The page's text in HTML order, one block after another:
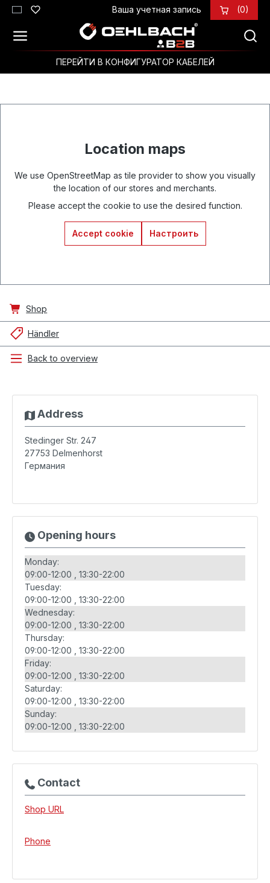
Перейти к основному содержанию
Ваша учетная запись (0)
ПЕРЕЙТИ В КОНФИГУРАТОР КАБЕЛЕЙ
Location maps
We use OpenStreetMap as tile provider to show you visually
the location of our stores and merchants.
Please accept the cookie to use the desired function.
Accept cookie Настроить
Shop
Händler
Back to overview
Address
Stedinger Str. 247
27753 Delmenhorst
Германия
Opening hours
Monday:
09:00-12:00
13:30-22:00
Tuesday:
09:00-12:00
13:30-22:00
Wednesday:
09:00-12:00
13:30-22:00
Thursday:
09:00-12:00
13:30-22:00
Friday:
09:00-12:00
13:30-22:00
Saturday:
09:00-12:00
13:30-22:00
Sunday:
09:00-12:00
13:30-22:00
Contact
Shop URL
Phone